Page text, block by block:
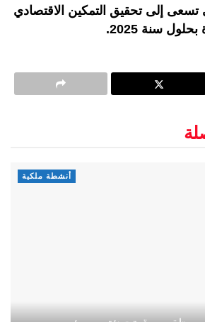
تسعى إلى تحقيق التمكين الاقتصادي
أنشطة ملكية